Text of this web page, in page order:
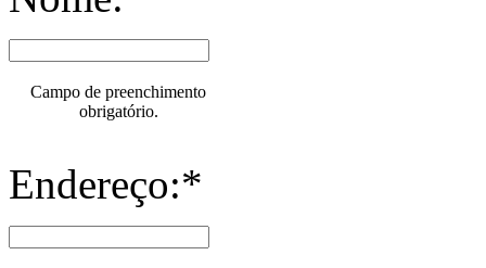
Campo de preenchimento
obrigatório.
Endereço:*